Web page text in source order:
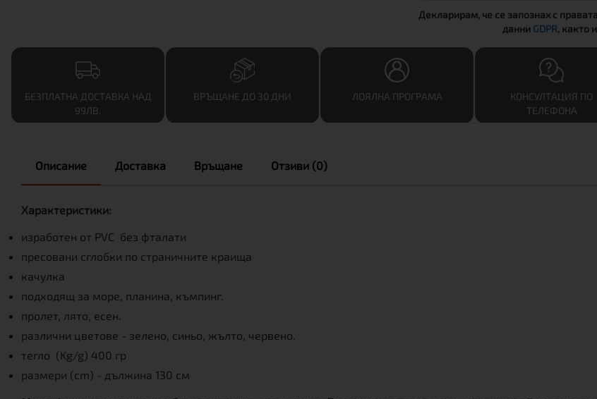
Декларирам, че се запознах с
данни GDPR, както
БЕЗПЛАТНА ДОСТАВКА НАД
99ЛВ.
ВРЪЩАНЕ ДО 30 ДНИ ЛОЯЛНА ПРОГРАМА
КОНСУЛТАЦИЯ ПО
ТЕЛЕФОНА
Описание Доставка Връщане Отзиви (0)
Характеристики:
изработен от PVC без фталати
пресовани сглобки по страничните краища
качулка
подходящ за море, планина, къмпинг.
пролет, лято, есен.
различни цветове - зелено, синьо, жълто, червено.
тегло (Kg/g) 400 гр
размери (cm) - дължина 130 см